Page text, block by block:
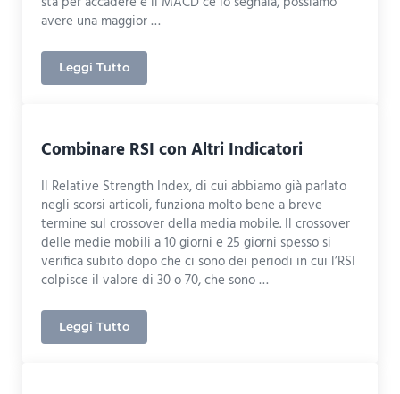
avere una maggior …
Leggi TuttoCome Fare Trading con RSI e MACD
Combinare RSI con Altri Indicatori
Il Relative Strength Index, di cui abbiamo già parlato
negli scorsi articoli, funziona molto bene a breve
termine sul crossover della media mobile. Il crossover
delle medie mobili a 10 giorni e 25 giorni spesso si
verifica subito dopo che ci sono dei periodi in cui l’RSI
colpisce il valore di 30 o 70, che sono …
Leggi TuttoCombinare RSI con Altri Indicatori